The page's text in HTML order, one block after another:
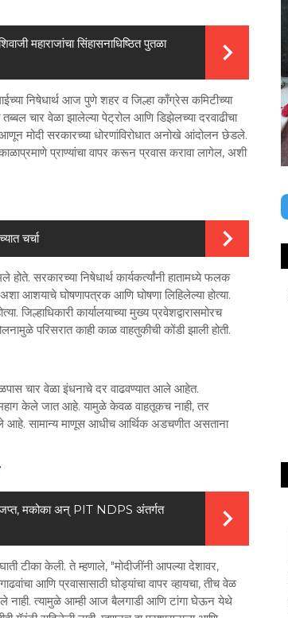
महाराजांचा सिंहासनाधिष्ठित पुतळा
निषेधार्थ आज पुणे शहर व जिल्हा काँग्रेस कमिटीच्या
तब्बल चार वेळा झालेल्या पेट्रोल आणि डिझेलच्या दरवाढीचा
आणून मोदी सरकारच्या धोरणांविरोधात अनोखे आंदोलन छेडले.
प्राण्यांचा वापर करून प्रवास करावा लागेल, अशी
चर्चा
सरकारच्या निषेधार्थ कार्यकर्त्यांनी हातामध्ये फलक
आशयाचे घोषणापत्रक आणि घोषणा लिहिलेल्या होत्या.
कार्यालयाच्या मुख्य प्रवेशद्वारासमोरच
परिसरात काही काळ वाहतुकीची कोंडी झाली होती.
चार वेळा इंधनाचे दर वाढवण्यात आले आहेत.
महाग केले जात आहे. यामुळे केवळ वाहतूकच नाही, तर
आहे. सामान्य माणूस आधीच आर्थिक अडचणीत असताना
जप्त, मकोका अन् PIT NDPS अंतर्गत
टीका केली. ते म्हणाले, "मोदीजींनी आपल्या देशावर,
आणि प्रवासासाठी घोड्यांचा वापर व्हायचा, तीच वेळ
नाही. त्यामुळे आम्ही आज बैलगाडी आणि टांगा घेऊन येथे